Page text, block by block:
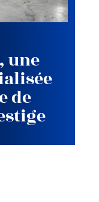
une
de